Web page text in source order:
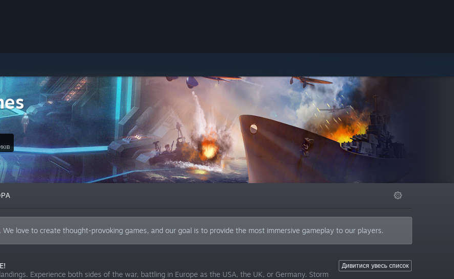
love to create thought-provoking games, and our goal is to provide the most immersive gameplay to our players.
Дивитися увесь список
Experience both sides of the war, battling in Europe as the USA, the UK, or Germany. Storm